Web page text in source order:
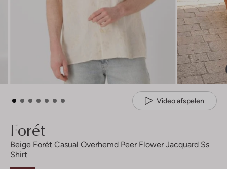
Video afspelen
Forét
Beige Forét Casual Overhemd Peer Flower Jacquard Ss
Shirt